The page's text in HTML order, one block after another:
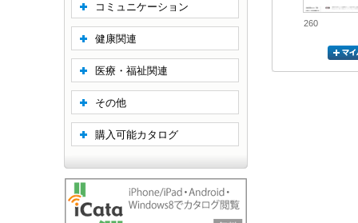
260
コミュニケーション
健康関連
医療・福祉関連
その他
購入可能カタログ